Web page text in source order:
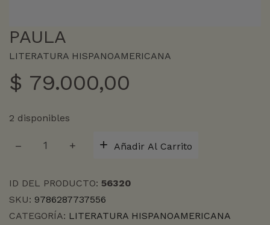
PAULA
LITERATURA HISPANOAMERICANA
$ 79.000,00
2 disponibles
cantidad
Añadir Al Carrito
ID DEL PRODUCTO: 56320
SKU: 9786287737556
CATEGORÍA: LITERATURA HISPANOAMERICANA